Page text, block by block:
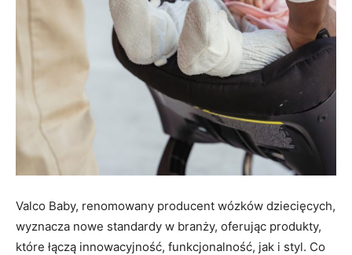
Valco Baby, renomowany producent wózków dziecięcych,
wyznacza nowe standardy w branży, oferując produkty,
które łączą innowacyjność, funkcjonalność, jak i styl. Co